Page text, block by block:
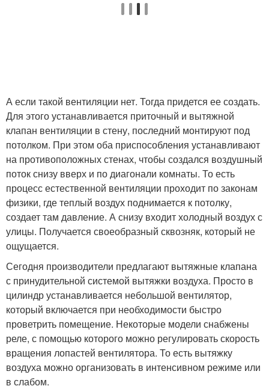
А если такой вентиляции нет. Тогда придется ее создать.
Для этого устанавливается приточный и вытяжной
клапан вентиляции в стену, последний монтируют под
потолком. При этом оба приспособления устанавливают
на противоположных стенах, чтобы создался воздушный
поток снизу вверх и по диагонали комнаты. То есть
процесс естественной вентиляции проходит по законам
физики, где теплый воздух поднимается к потолку,
создает там давление. А снизу входит холодный воздух с
улицы. Получается своеобразный сквозняк, который не
ощущается.
Сегодня производители предлагают вытяжные клапана
с принудительной системой вытяжки воздуха. Просто в
цилиндр устанавливается небольшой вентилятор,
который включается при необходимости быстро
проветрить помещение. Некоторые модели снабжены
реле, с помощью которого можно регулировать скорость
вращения лопастей вентилятора. То есть вытяжку
воздуха можно организовать в интенсивном режиме или
в слабом.